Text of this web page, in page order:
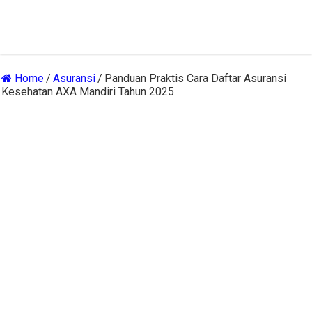
Home/ Asuransi/ Panduan Praktis Cara Daftar Asuransi
Kesehatan AXA Mandiri Tahun 2025